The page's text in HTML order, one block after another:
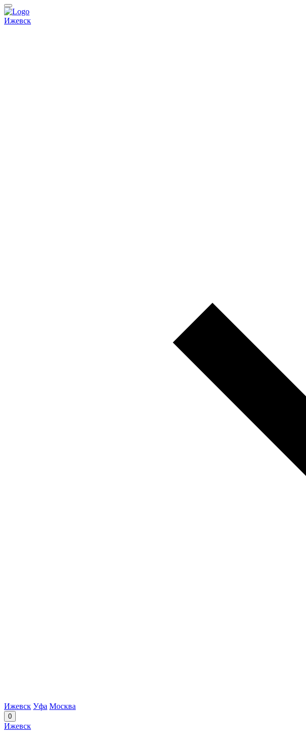
Ижевск
Ижевск Уфа Москва
0
Ижевск